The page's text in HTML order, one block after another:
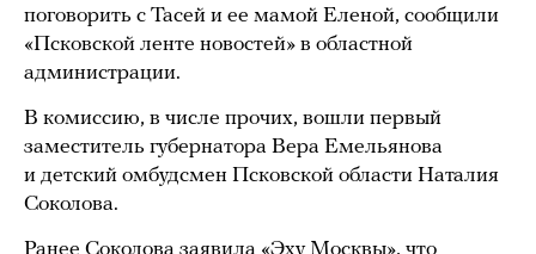
поговорить с Тасей и ее мамой Еленой, сообщили
«Псковской ленте новостей» в областной
администрации.
В комиссию, в числе прочих, вошли первый
заместитель губернатора Вера Емельянова
и детский омбудсмен Псковской области Наталия
Соколова.